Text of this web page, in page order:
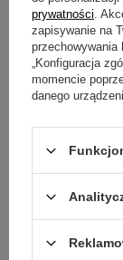
mszyce,
przędziorki,
mączliki,
miseczniki,
wełnowce,
skoczki,
gąsienice
poskrzypki
Na jakie
mszyce
tarczniki
przez cały rok
Produkty
prywatności .
zapisywanie na
przechowywania
„Konfiguracja
momencie
danego